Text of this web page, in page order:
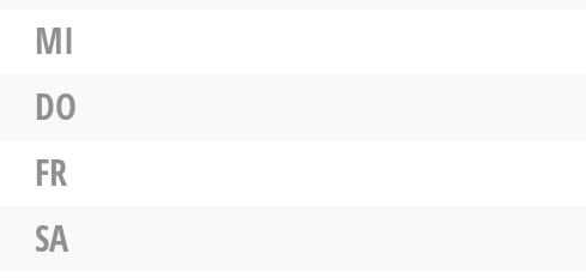
MI
DO
FR
SA